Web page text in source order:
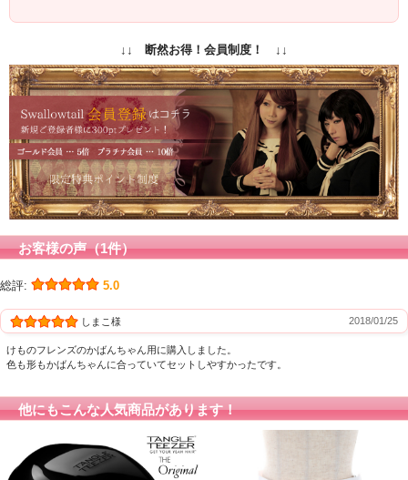
てください。
初期保障／10日間の返品保障
付属品
専用ネット付
（ウィッグ着用時に地毛をまとめるネットです）
カラー
商品写真はできる限り実物の色に近づけるよう加工しておりま
すが、お客様がご使用するモニター設定や部屋の照明により実
際の商品とは色味が異なる場合があります。
色味が異なる等のクレーム、返品交換等はお受けできません。
予めご了承お願いします。
↓↓ 断然お得！会員制度！ ↓↓
お客様の声（1件）
総評: 5.0
しまこ様 2018/01/25
けものフレンズのかばんちゃん用に購入しました。
色も形もかばんちゃんに合っていてセットしやすかったです。
他にもこんな人気商品があります！